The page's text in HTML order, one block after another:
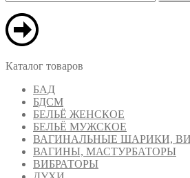
for:
Каталог товаров
БАД
БДСМ
БЕЛЬЁ ЖЕНСКОЕ
БЕЛЬЁ МУЖСКОЕ
ВАГИНАЛЬНЫЕ ШАРИКИ,
ВАГИНЫ, МАСТУРБАТОРЫ
ВИБРАТОРЫ